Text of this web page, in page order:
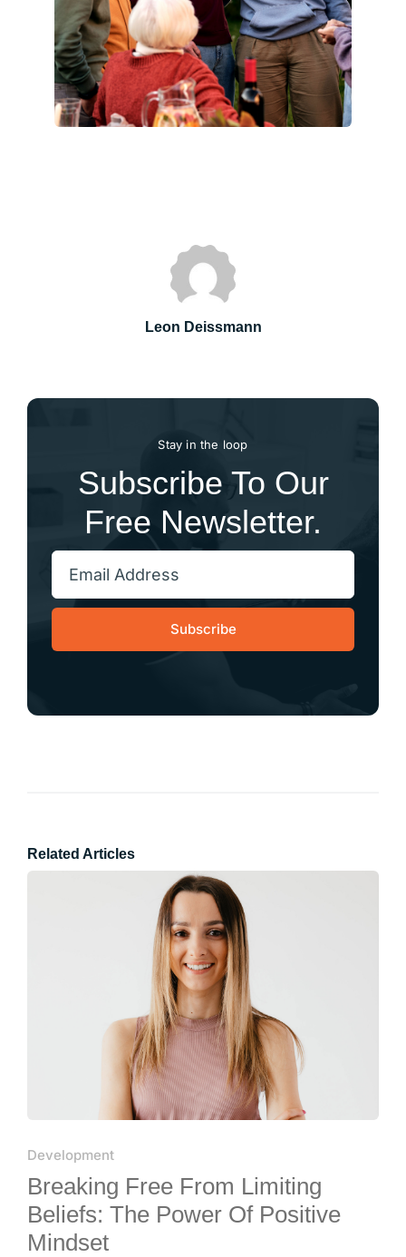
Leon Deissmann
Stay in the loop
Subscribe To Our
Free Newsletter.
Subscribe
Related Articles
Development
Breaking Free From Limiting
Beliefs: The Power Of Positive
Mindset